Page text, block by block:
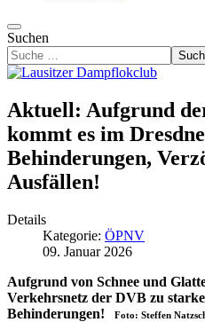
Suchen
Aktuell: Aufgrund
kommt es im
Behinderungen,
Ausfällen!
Details
Kategorie: ÖPNV
09. Januar 2026
Aufgrund von Schnee und
Verkehrsnetz der DVB zu
Behinderungen!
Foto: Steffen